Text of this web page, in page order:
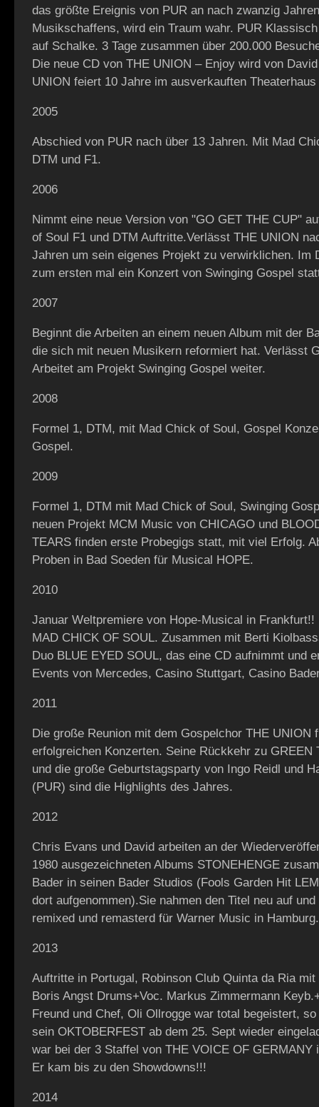
das größte Ereignis von PUR an nach zwanzig
Musikschaffens, wird ein Traum wahr. PUR
auf Schalke. 3 Tage zusammen über 200.000
Die neue CD von THE UNION – Enjoy wird von
UNION feiert 10 Jahre im ausverkauften
2005
Abschied von PUR nach über 13 Jahren. Mit Mad
DTM und F1.
2006
Nimmt eine neue Version von "GO GET THE CUP"
of Soul F1 und DTM Auftritte.Verlässt THE UNION
Jahren um sein eigenes Projekt zu verwirklichen. Im
zum ersten mal ein Konzert von Swinging Gospel
2007
Beginnt die Arbeiten an einem neuen Album mit der
die sich mit neuen Musikern reformiert hat. Verlässt
Arbeitet am Projekt Swinging Gospel weiter.
2008
Formel 1, DTM, mit Mad Chick of Soul, Gospel
Gospel.
2009
Formel 1, DTM mit Mad Chick of Soul, Swinging
neuen Projekt MCM Music von CHICAGO und
TEARS finden erste Probegigs statt, mit viel Erfolg.
Proben in Bad Soeden für Musical HOPE.
2010
Januar Weltpremiere von Hope-Musical in Frankfurt!!
MAD CHICK OF SOUL. Zusammen mit Berti
Duo BLUE EYED SOUL, das eine CD aufnimmt und
Events von Mercedes, Casino Stuttgart, Casino
2011
Die große Reunion mit dem Gospelchor THE UNION
erfolgreichen Konzerten. Seine Rückkehr zu GREEN
und die große Geburtstagsparty von Ingo Reidl und
(PUR) sind die Highlights des Jahres.
2012
Chris Evans und David arbeiten an der
1980 ausgezeichneten Albums STONEHENGE
Bader in seinen Bader Studios (Fools Garden Hit
dort aufgenommen).Sie nahmen den Titel neu auf
remixed und remasterd für Warner Music in Hamburg.
2013
Auftritte in Portugal, Robinson Club Quinta da Ria
Boris Angst Drums+Voc. Markus Zimmermann
Freund und Chef, Oli Ollrogge war total begeistert,
sein OKTOBERFEST ab dem 25. Sept wieder
war bei der 3 Staffel von THE VOICE OF GERMANY
Er kam bis zu den Showdowns!!!
2014